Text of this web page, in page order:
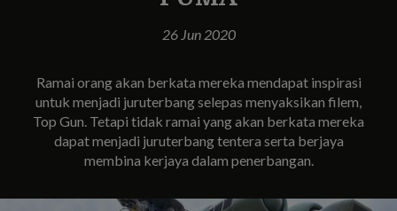
26 Jun 2020
Ramai orang akan berkata mereka mendapat inspirasi
untuk menjadi juruterbang selepas menyaksikan filem,
Top Gun. Tetapi tidak ramai yang akan berkata mereka
dapat menjadi juruterbang tentera serta berjaya
membina kerjaya dalam penerbangan.